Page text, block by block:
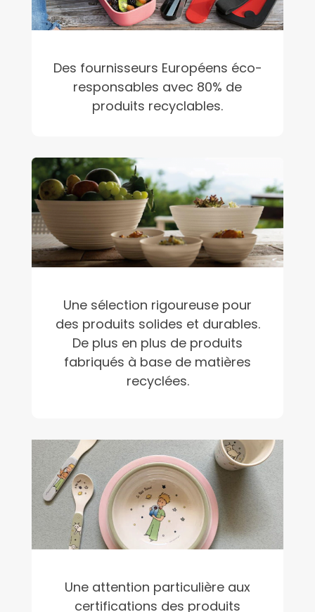
Des fournisseurs Européens éco-
responsables avec 80% de
produits recyclables.
Une sélection rigoureuse pour
des produits solides et durables.
De plus en plus de produits
fabriqués à base de matières
recyclées.
Une attention particulière aux
certifications des produits